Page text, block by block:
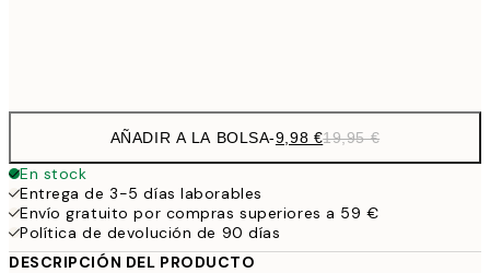
AÑADIR A LA BOLSA-9,98 €19,95 €
En stock
Entrega de 3-5 días laborables
Envío gratuito por compras superiores a 59 €
Política de devolución de 90 días
DESCRIPCIÓN DEL PRODUCTO